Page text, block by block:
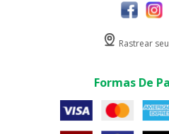
Rastrear
Formas De